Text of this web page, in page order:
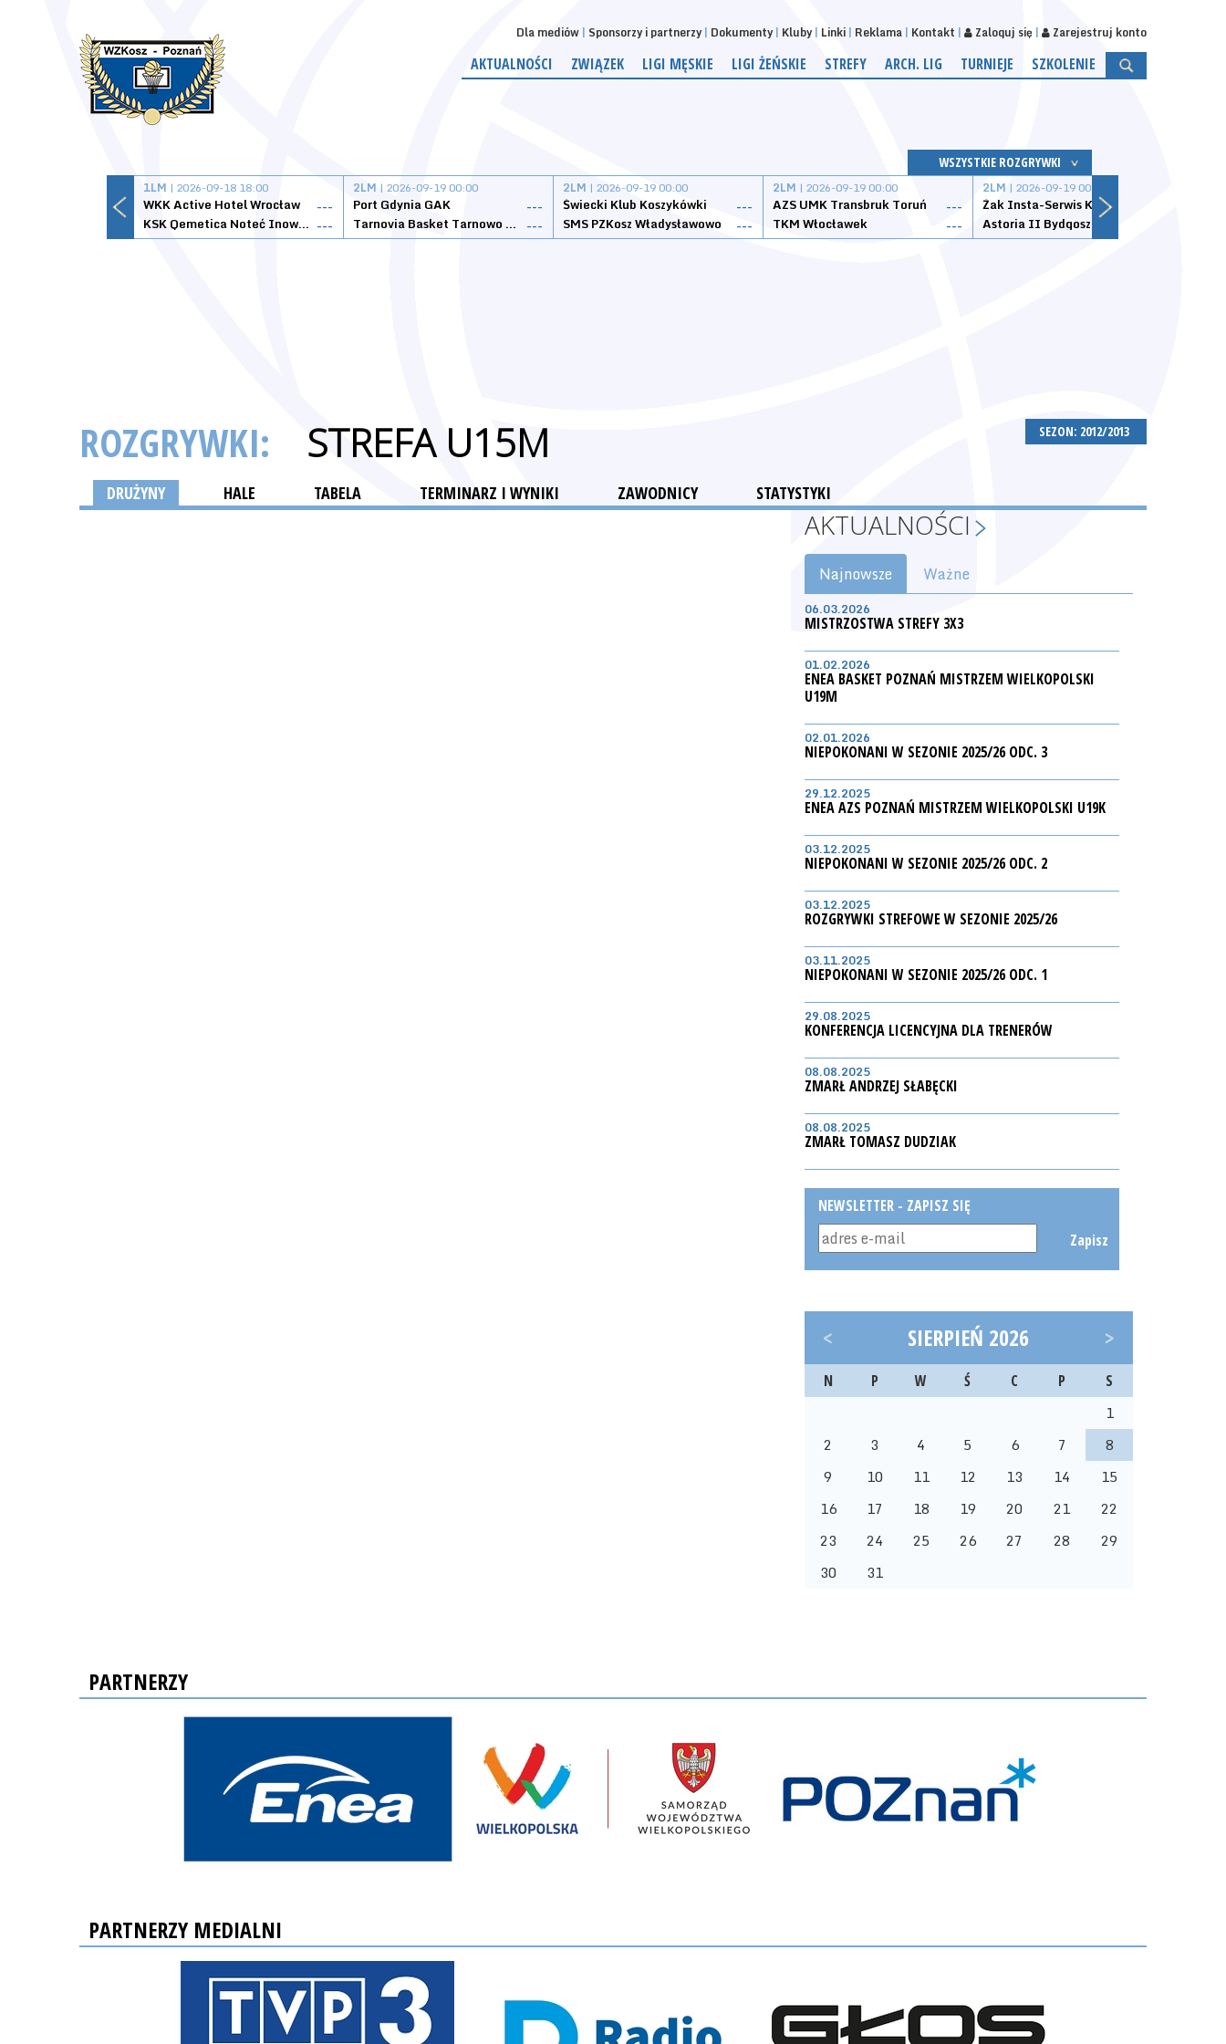
Dla mediów Sponsorzy i partnerzy Dokumenty Kluby Linki Reklama Kontakt Zaloguj się Zarejestruj konto
AKTUALNOŚCI ZWIĄZEK LIGI MĘSKIE LIGI ŻEŃSKIE STREFY ARCH. LIG TURNIEJE SZKOLENIE
WSZYSTKIE ROZGRYWKI
1LM | 2026-09-18 18:00
WKK Active Hotel Wrocław
---
KSK Qemetica Noteć Inowrocław ---
2LM | 2026-09-19 00:00
Port Gdynia GAK
---
Tarnovia Basket Tarnowo Podgórne ---
2LM | 2026-09-19 00:00
Świecki Klub Koszykówki
---
SMS PZKosz Władysławowo
---
2LM | 2026-09-19 00:00
AZS UMK Transbruk Toruń
---
TKM Włocławek
---
2LM | 2026-09-19 00:00
Żak Insta-Serwis Koszalin
Astoria II Bydgoszcz
SEZON: 2012/2013
ROZGRYWKI: STREFA U15M
DRUŻYNY HALE TABELA TERMINARZ I WYNIKI ZAWODNICY STATYSTYKI
AKTUALNOŚCI
Najnowsze Ważne
06.03.2026
MISTRZOSTWA STREFY 3X3
01.02.2026
ENEA BASKET POZNAŃ MISTRZEM WIELKOPOLSKI
U19M
02.01.2026
NIEPOKONANI W SEZONIE 2025/26 ODC. 3
29.12.2025
ENEA AZS POZNAŃ MISTRZEM WIELKOPOLSKI U19K
03.12.2025
NIEPOKONANI W SEZONIE 2025/26 ODC. 2
03.12.2025
ROZGRYWKI STREFOWE W SEZONIE 2025/26
03.11.2025
NIEPOKONANI W SEZONIE 2025/26 ODC. 1
29.08.2025
KONFERENCJA LICENCYJNA DLA TRENERÓW
08.08.2025
ZMARŁ ANDRZEJ SŁABĘCKI
08.08.2025
ZMARŁ TOMASZ DUDZIAK
NEWSLETTER - ZAPISZ SIĘ
Zapisz
< SIERPIEŃ 2026 >
N P W Ś C P S
1
2
3 4 5 6 7
8
9
10 11 12 13 14
15
16
17 18 19 20 21
22
23
24 25 26 27 28
29
30
31
PARTNERZY
PARTNERZY MEDIALNI